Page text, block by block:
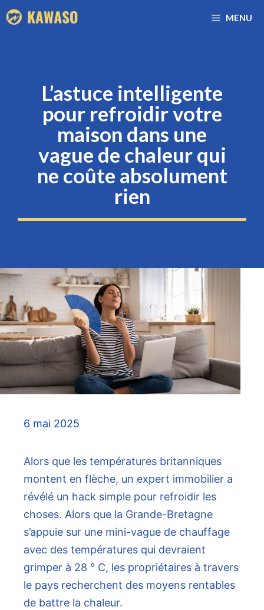
Aller
au
MENU
L’astuce intelligente
pour refroidir votre
maison dans une
vague de chaleur qui
ne coûte absolument
rien
6 mai 2025
Alors que les températures britanniques
montent en flèche, un expert immobilier a
révélé un hack simple pour refroidir les
choses. Alors que la Grande-Bretagne
s’appuie sur une mini-vague de chauffage
avec des températures qui devraient
grimper à 28 ° C, les propriétaires à travers
le pays recherchent des moyens rentables
de battre la chaleur.